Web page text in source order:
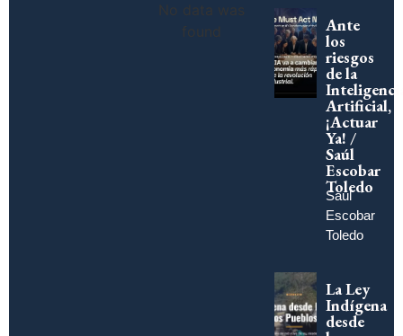
No data was
found
Ante
los
riesgos
de la
Artificial,
¡Actuar
Ya! /
Saúl
Escobar
Toledo
Saúl
Escobar
Toledo
La Ley
Indígena
desde